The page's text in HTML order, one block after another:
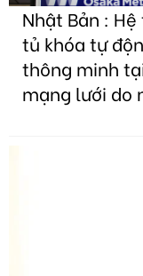
Nhật Bản :
tủ khóa tự
thông minh
mạng lưới do